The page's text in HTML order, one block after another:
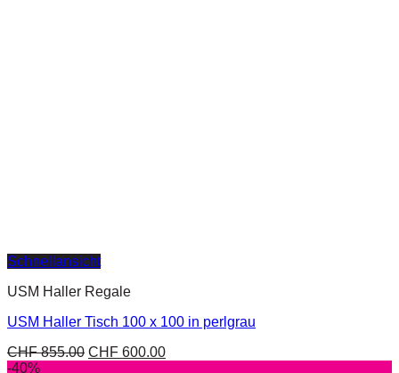
Schnellansicht
USM Haller Regale
USM Haller Tisch 100 x 100 in perlgrau
CHF855.00 CHF 600.00
-40%